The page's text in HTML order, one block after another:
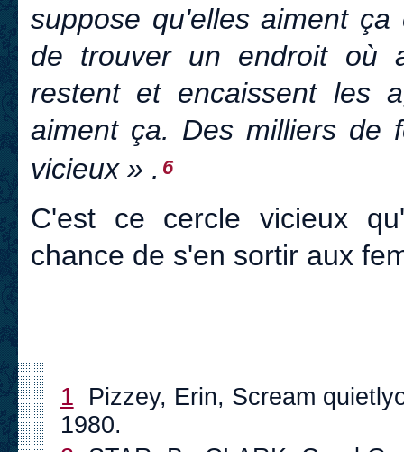
suppose qu'elles aiment
de trouver un endroit où
restent et encaissent les
aiment ça. Des milliers de
vicieux » . 6
C'est ce cercle vicieux
chance de s'en sortir aux
1
Pizzey, Erin, Scream
1980.